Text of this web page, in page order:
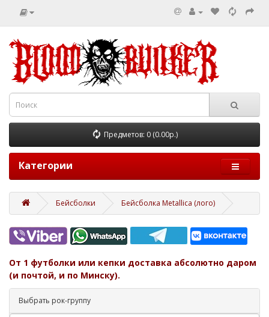
Предметов: 0 (0.00р.)
Категории
Бейсболки Бейсболка Metallica (лого)
От 1 футболки или кепки доставка абсолютно даром
(и почтой, и по Минску).
Выбрать рок-группу